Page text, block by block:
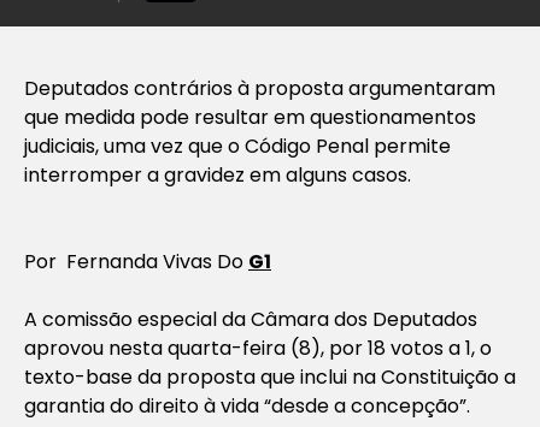
Deputados contrários à proposta argumentaram
que medida pode resultar em questionamentos
judiciais, uma vez que o Código Penal permite
interromper a gravidez em alguns casos.
Por Fernanda Vivas Do G1
A comissão especial da Câmara dos Deputados
aprovou nesta quarta-feira (8), por 18 votos a 1, o
texto-base da proposta que inclui na Constituição a
garantia do direito à vida “desde a concepção”.